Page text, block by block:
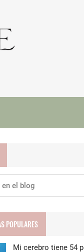
POPULARES
Mi cerebro tiene 54